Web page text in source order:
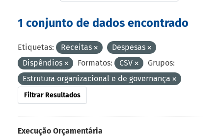
1 conjunto de dados encontrado
Etiquetas: Receitas
Despesas
Dispêndios
Formatos: CSV
Grupos:
Estrutura organizacional e de governança
Filtrar Resultados
Execução Orçamentária